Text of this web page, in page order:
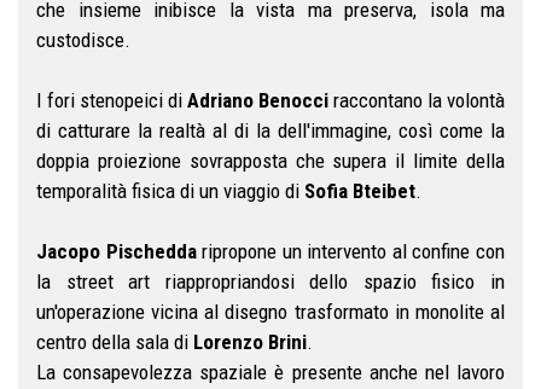
che insieme inibisce la vista ma preserva, isola ma
custodisce.
I fori stenopeici di Adriano Benocci raccontano la volontà
di catturare la realtà al di la dell'immagine, così come la
doppia proiezione sovrapposta che supera il limite della
temporalità fisica di un viaggio di Sofia Bteibet.
Jacopo Pischeddaripropone un intervento al confine con
la street art riappropriandosi dello spazio fisico in
un'operazione vicina al disegno trasformato in monolite al
centro della sala di Lorenzo Brini.
La consapevolezza spaziale è presente anche nel lavoro